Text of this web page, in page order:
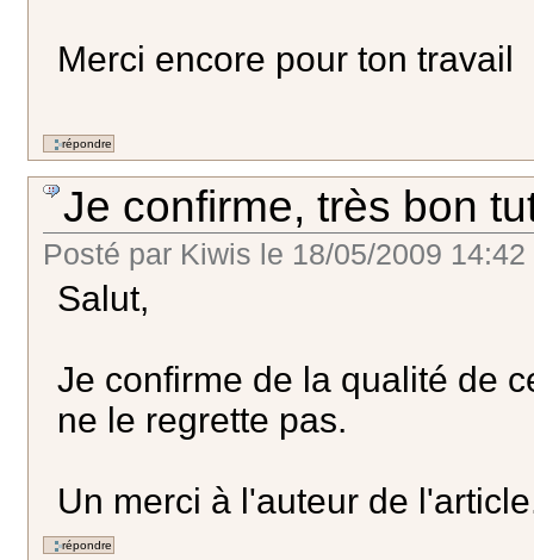
Merci encore pour ton travail
Je confirme, très bon
Posté par Kiwis le 18/05/2009 14:42
Salut,
Je confirme de la qualité de
ne le regrette pas.
Un merci à l'auteur de